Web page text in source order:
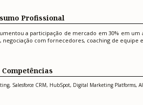
Profissional
a participação de mercado em 30% em
negociação com fornecedores, coaching de
Competências
Salesforce CRM, HubSpot, Digital Marketing Platforms,